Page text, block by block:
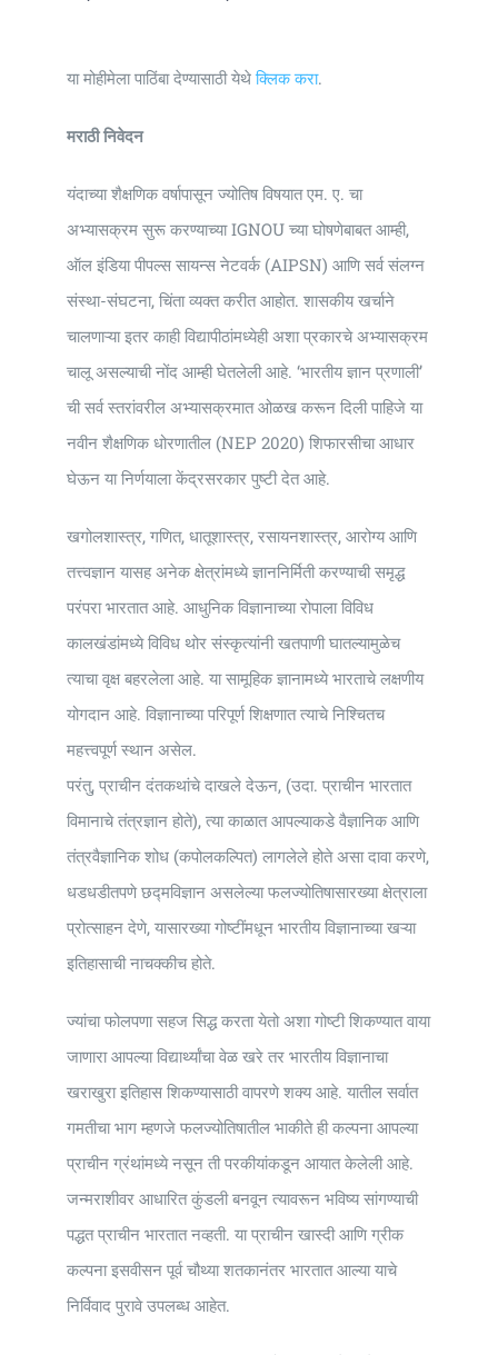
या मोहीमेला पाठिंबा देण्यासाठी येथेक्लिक करा.
मराठी निवेदन
यंदाच्या शैक्षणिक वर्षापासून ज्योतिष विषयात एम. ए. चा
अभ्यासक्रम सुरू करण्याच्या IGNOU च्या घोषणेबाबत आम्ही,
ऑल इंडिया पीपल्स सायन्स नेटवर्क (AIPSN) आणि सर्व संलग्न
संस्था-संघटना, चिंता व्यक्त करीत आहोत. शासकीय खर्चाने
चालणाऱ्या इतर काही विद्यापीठांमध्येही अशा प्रकारचे अभ्यासक्रम
चालू असल्याची नोंद आम्ही घेतलेली आहे. ‘भारतीय ज्ञान प्रणाली’
ची सर्व स्तरांवरील अभ्यासक्रमात ओळख करून दिली पाहिजे या
नवीन शैक्षणिक धोरणातील (NEP 2020) शिफारसीचा आधार
घेऊन या निर्णयाला केंद्रसरकार पुष्टी देत आहे.
खगोलशास्त्र, गणित, धातूशास्त्र, रसायनशास्त्र, आरोग्य आणि
तत्त्वज्ञान यासह अनेक क्षेत्रांमध्ये ज्ञाननिर्मिती करण्याची समृद्ध
परंपरा भारतात आहे. आधुनिक विज्ञानाच्या रोपाला विविध
कालखंडांमध्ये विविध थोर संस्कृत्यांनी खतपाणी घातल्यामुळेच
त्याचा वृक्ष बहरलेला आहे. या सामूहिक ज्ञानामध्ये भारताचे लक्षणीय
योगदान आहे. विज्ञानाच्या परिपूर्ण शिक्षणात त्याचे निश्चितच
महत्त्वपूर्ण स्थान असेल.
परंतु, प्राचीन दंतकथांचे दाखले देऊन, (उदा. प्राचीन भारतात
विमानाचे तंत्रज्ञान होते), त्या काळात आपल्याकडे वैज्ञानिक आणि
तंत्रवैज्ञानिक शोध (कपोलकल्पित) लागलेले होते असा दावा करणे,
धडधडीतपणे छद्मविज्ञान असलेल्या फलज्योतिषासारख्या क्षेत्राला
प्रोत्साहन देणे, यासारख्या गोष्टींमधून भारतीय विज्ञानाच्या खऱ्या
इतिहासाची नाचक्कीच होते.
ज्यांचा फोलपणा सहज सिद्ध करता येतो अशा गोष्टी शिकण्यात वाया
जाणारा आपल्या विद्यार्थ्यांचा वेळ खरे तर भारतीय विज्ञानाचा
खराखुरा इतिहास शिकण्यासाठी वापरणे शक्य आहे. यातील सर्वात
गमतीचा भाग म्हणजे फलज्योतिषातील भाकीते ही कल्पना आपल्या
प्राचीन ग्रंथांमध्ये नसून ती परकीयांकडून आयात केलेली आहे.
जन्मराशीवर आधारित कुंडली बनवून त्यावरून भविष्य सांगण्याची
पद्धत प्राचीन भारतात नव्हती. या प्राचीन खास्दी आणि ग्रीक
कल्पना इसवीसन पूर्व चौथ्या शतकानंतर भारतात आल्या याचे
निर्विवाद पुरावे उपलब्ध आहेत.